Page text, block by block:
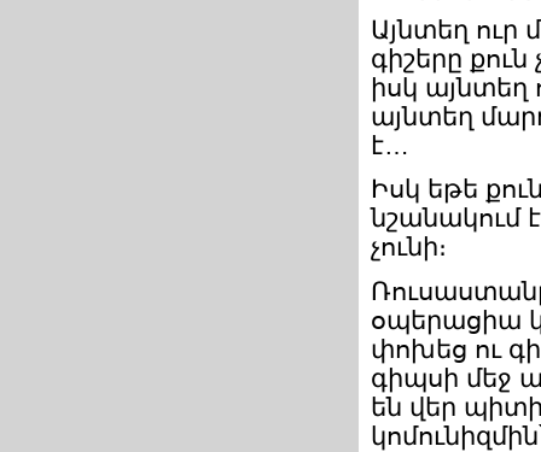
Այնտեղ
գիշերը
իսկ այնտեղ
այնտեղ
է…
Իսկ եթե
նշանակում
չունի։
օպերացիա
փոխեց ու
գիպսի մեջ
են վեր